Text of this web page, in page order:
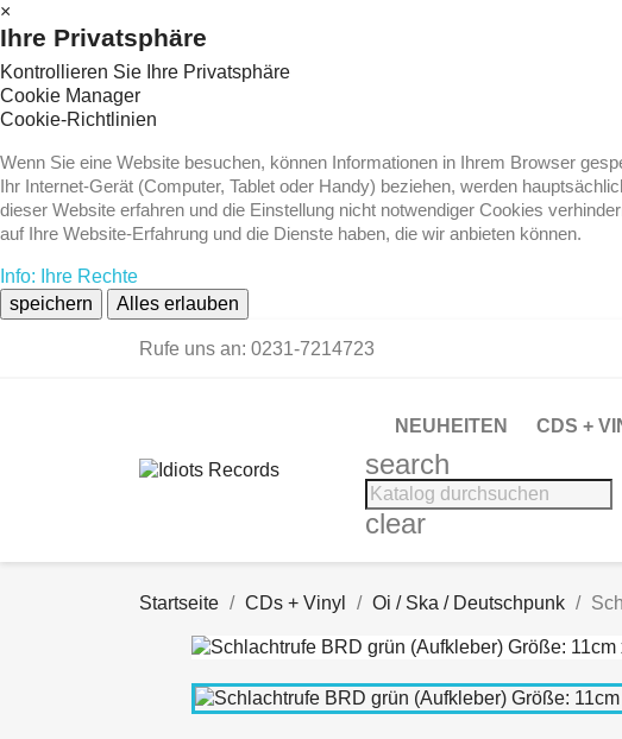
×
Ihre Privatsphäre
Kontrollieren Sie Ihre Privatsphäre
Cookie Manager
Cookie-Richtlinien
Wenn Sie eine Website besuchen, können Informationen in Ihrem Browser
Ihr Internet-Gerät (Computer, Tablet oder Handy) beziehen, werden
dieser Website erfahren und die Einstellung nicht notwendiger Cookies
auf Ihre Website-Erfahrung und die Dienste haben, die wir anbieten können.
Info: Ihre Rechte
speichern
Alles erlauben
Rufe uns an: 0231-7214723
NEUHEITEN CDS +
search
clear
Startseite CDs + Vinyl Oi / Ska / Deutschpunk